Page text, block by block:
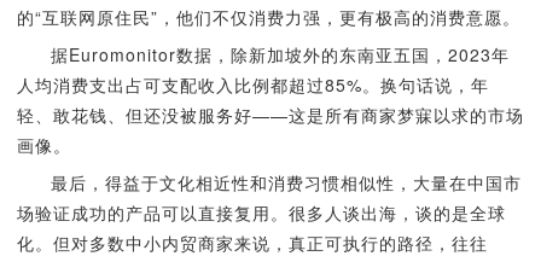
的“互联网原住民”，他们不仅消费力强，更有极高的消费意愿。
据Euromonitor数据，除新加坡外的东南亚五国，2023年
人均消费支出占可支配收入比例都超过85%。换句话说，年
轻、敢花钱、但还没被服务好——这是所有商家梦寐以求的市场
画像。
最后，得益于文化相近性和消费习惯相似性，大量在中国市
场验证成功的产品可以直接复用。很多人谈出海，谈的是全球
化。但对多数中小内贸商家来说，真正可执行的路径，往往